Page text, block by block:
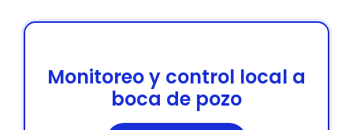
Monitoreo y control local a
boca de pozo